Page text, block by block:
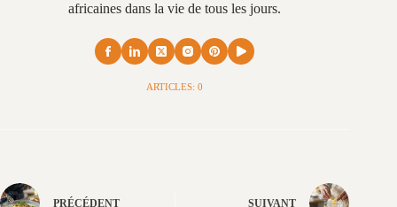
africaines dans la vie de tous les jours.
ARTICLES: 0
PRÉCÉDENT SUIVANT